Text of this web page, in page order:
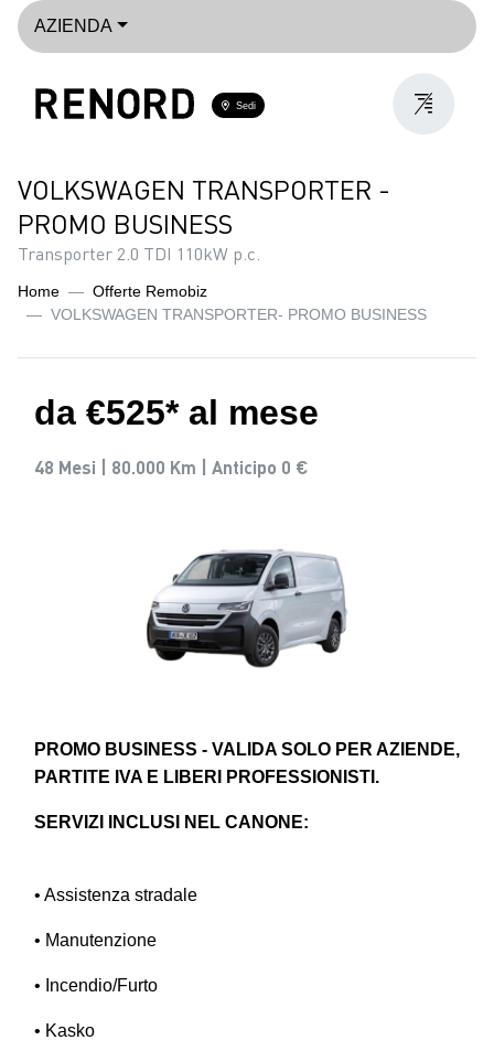
AZIENDA
Sedi
VOLKSWAGEN TRANSPORTER -
PROMO BUSINESS
Transporter 2.0 TDI 110kW p.c.
Home
Offerte Remobiz
VOLKSWAGEN TRANSPORTER- PROMO BUSINESS
da €525* al mese
48 Mesi | 80.000 Km | Anticipo 0 €
PROMO BUSINESS - VALIDA SOLO PER AZIENDE,
PARTITE IVA E LIBERI PROFESSIONISTI.
SERVIZI INCLUSI NEL CANONE:
• Assistenza stradale
• Manutenzione
• Incendio/Furto
• Kasko